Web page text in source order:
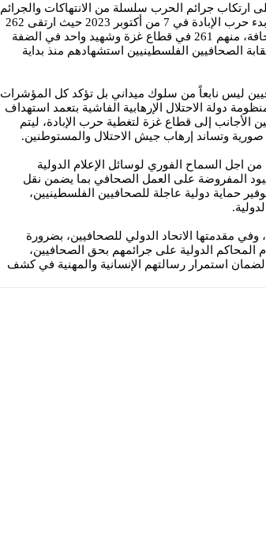
ارتكاب جرائم الحرب سلسلة من الانتهاكات والجرائم
بحق العاملين في قطاع الإعلام حيث، منذ بدء حرب الإبادة في 7 من أكتوبر 2023 حيث ارتقى 262
شهيداً وشهيدة من العاملين في حقل الصحافة، منهم 261 في قطاع غزة وشهيد واحد في الضفة
طولكرم، بينهم 6 وثقت نقابة الصحافيين الفلسطينيين استشهادهم منذ بداية
ليس نابعاً من سلوك ميداني بل تؤكد كل المؤشرات
دولة الاحتلال الإرهابية الفاشية بتعمد استهداف
الأجانب إلى قطاع غزة لتغطية حرب الإبادة، ليتم
صورية وتساند إرهاب جيش الاحتلال والمستوطنين.
اجل السماح الفوري لوسائل الإعلام الدولية
المفروضة على العمل الصحافي بما يضمن نقل
حماية دولية عاجلة للصحافيين الفلسطينيين،
مقدمتها الاتحاد الدولي للصحافيين، بضرورة
المحاكم الدولية على جرائمهم بحق الصحافيين،
استمرار رسالتهم الإنسانية والمهنية في كشف